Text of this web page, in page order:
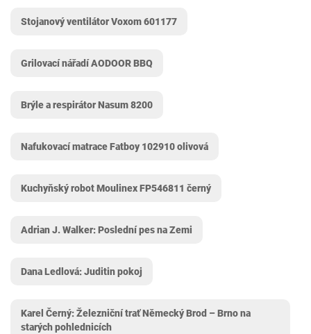
Stojanový ventilátor Voxom ‎601177
Grilovací nářadí AODOOR BBQ
Brýle a respirátor Nasum 8200
Nafukovací matrace Fatboy 102910 olivová
Kuchyňský robot Moulinex ‎FP546811 černý
Adrian J. Walker: Poslední pes na Zemi
Dana Ledlová: Juditin pokoj
Karel Černý: Železniční trať Německý Brod – Brno na
starých pohlednicích